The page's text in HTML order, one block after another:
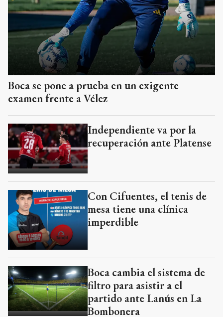
Boca se pone a prueba en un exigente
examen frente a Vélez
Independiente va por la
recuperación ante Platense
Con Cifuentes, el tenis de
mesa tiene una clínica
imperdible
Boca cambia el sistema de
filtro para asistir a el
partido ante Lanús en La
Bombonera